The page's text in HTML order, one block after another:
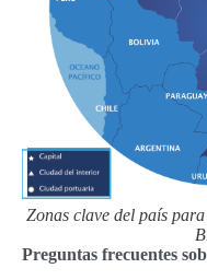
Zonas clave del país
Preguntas frecuentes